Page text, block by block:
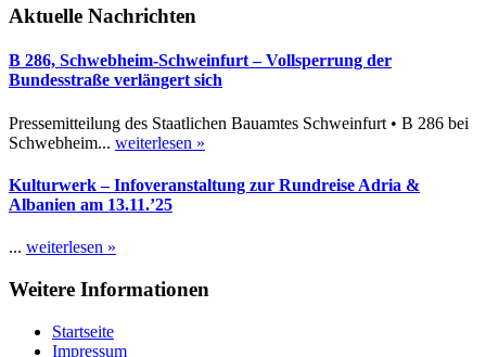
Aktuelle Nachrichten
B 286, Schwebheim-Schweinfurt – Vollsperrung der
Bundesstraße verlängert sich
Pressemitteilung des Staatlichen Bauamtes Schweinfurt • B 286 bei
Schwebheim... weiterlesen »
Kulturwerk – Infoveranstaltung zur Rundreise Adria &
Albanien am 13.11.’25
... weiterlesen »
Weitere Informationen
Startseite
Impressum